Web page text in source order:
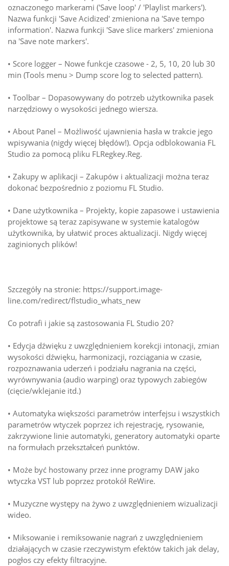
oznaczonego markerami ('Save loop' / 'Playlist markers').
Nazwa funkcji 'Save Acidized' zmieniona na 'Save tempo
information'. Nazwa funkcji 'Save slice markers' zmieniona
na 'Save note markers'.
• Score logger – Nowe funkcje czasowe - 2, 5, 10, 20 lub 30
min (Tools menu > Dump score log to selected pattern).
• Toolbar – Dopasowywany do potrzeb użytkownika pasek
narzędziowy o wysokości jednego wiersza.
• About Panel – Możliwość ujawnienia hasła w trakcie jego
wpisywania (nigdy więcej błędów!). Opcja odblokowania FL
Studio za pomocą pliku FLRegkey.Reg.
• Zakupy w aplikacji – Zakupów i aktualizacji można teraz
dokonać bezpośrednio z poziomu FL Studio.
• Dane użytkownika – Projekty, kopie zapasowe i ustawienia
projektowe są teraz zapisywane w systemie katalogów
użytkownika, by ułatwić proces aktualizacji. Nigdy więcej
zaginionych plików!
Szczegóły na stronie: https://support.image-
line.com/redirect/flstudio_whats_new
Co potrafi i jakie są zastosowania FL Studio 20?
• Edycja dźwięku z uwzględnieniem korekcji intonacji, zmian
wysokości dźwięku, harmonizacji, rozciągania w czasie,
rozpoznawania uderzeń i podziału nagrania na części,
wyrównywania (audio warping) oraz typowych zabiegów
(cięcie/wklejanie itd.)
• Automatyka większości parametrów interfejsu i wszystkich
parametrów wtyczek poprzez ich rejestrację, rysowanie,
zakrzywione linie automatyki, generatory automatyki oparte
na formułach przekształceń punktów.
• Może być hostowany przez inne programy DAW jako
wtyczka VST lub poprzez protokół ReWire.
• Muzyczne występy na żywo z uwzględnieniem wizualizacji
wideo.
• Miksowanie i remiksowanie nagrań z uwzględnieniem
działających w czasie rzeczywistym efektów takich jak delay,
pogłos czy efekty filtracyjne.